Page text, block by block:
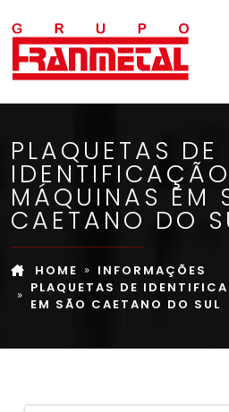
PLAQUETAS DE
MÁQUINAS EM
CAETANO DO
HOME
INFORMAÇÕES
PLAQUETAS DE
EM SÃO CAETANO DO SUL